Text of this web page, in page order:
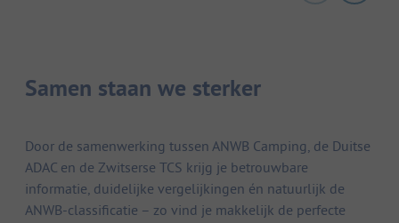
Samen staan we sterker
Door de samenwerking tussen ANWB Camping, de Duitse
ADAC en de Zwitserse TCS krijg je betrouwbare
informatie, duidelijke vergelijkingen én natuurlijk de
ANWB-classificatie – zo vind je makkelijk de perfecte